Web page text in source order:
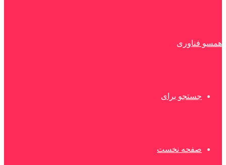
همسو فناوری
جستجو برای
صفحه نخست